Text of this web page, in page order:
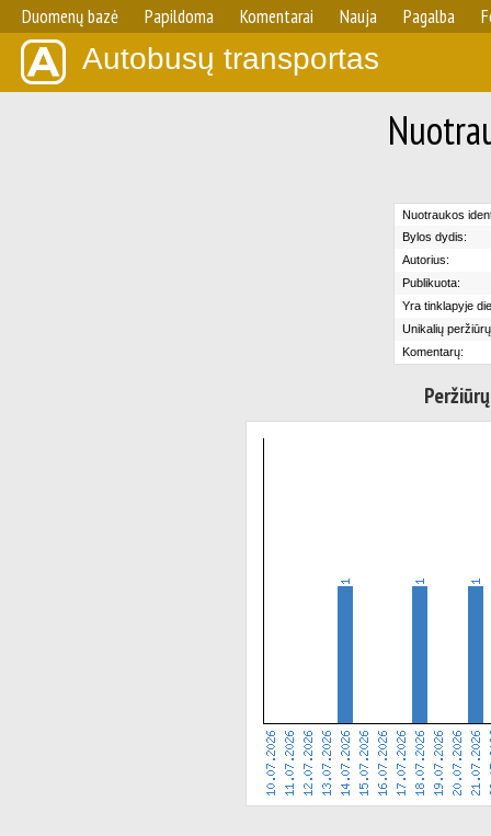
Duomenų bazė Papildoma Komentarai Nauja Pagalba
Autobusų transportas
Nuotraukos
Bylos dydis:
Autorius:
Publikuota:
Yra tinklapyje
Unikalių
Komentarų: